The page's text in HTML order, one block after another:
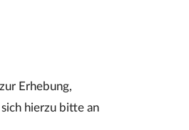
Erhebung,
hierzu bitte an